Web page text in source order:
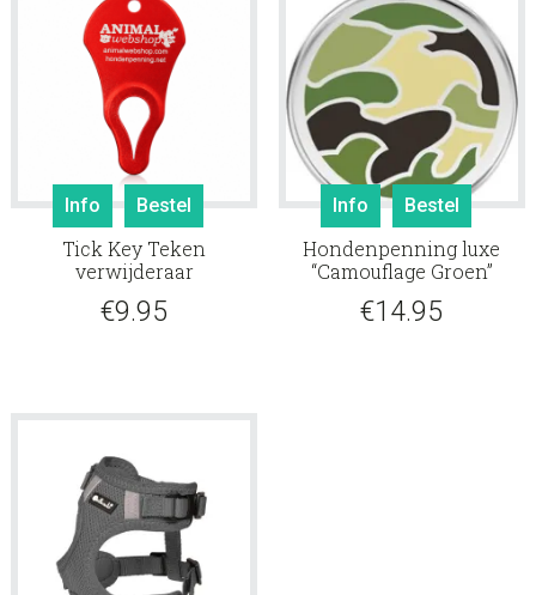
Info Bestel
Tick Key Teken
verwijderaar
€9.95
Info Bestel
Hondenpenning luxe
“Camouflage Groen”
€14.95